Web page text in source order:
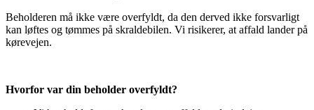
Beholderen må ikke være overfyldt, da den derved ikke forsvarligt
kan løftes og tømmes på skraldebilen. Vi risikerer, at affald lander på
kørevejen.
Hvorfor var din beholder overfyldt?